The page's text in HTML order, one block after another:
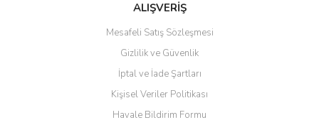
ALIŞVERİŞ
Mesafeli Satış Sözleşmesi
Gizlilik ve Güvenlik
İptal ve İade Şartları
Kişisel Veriler Politikası
Havale Bildirim Formu